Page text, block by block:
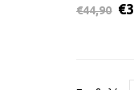
€44,90 €